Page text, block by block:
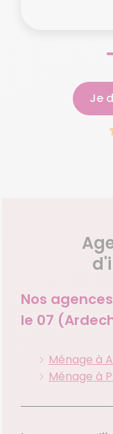
Je
Nos
le 07
Ménage à
Ménage à